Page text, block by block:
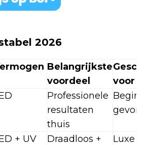
2026
Belangrijkste
voordeel
voor
Professionele
resultaten
thuis
+ UV
Draadloos +
Luxe